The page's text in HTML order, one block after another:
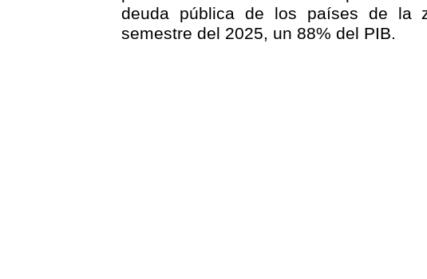
deuda pública de los países de la
semestre del 2025, un 88% del PIB.